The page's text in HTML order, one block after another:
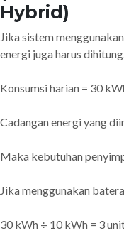
Hybrid)
Jika sistem
energi juga harus
Konsumsi harian = 30
Cadangan energi yang
Maka kebutuhan
Jika menggunakan
30 kWh ÷ 10 kWh = 3